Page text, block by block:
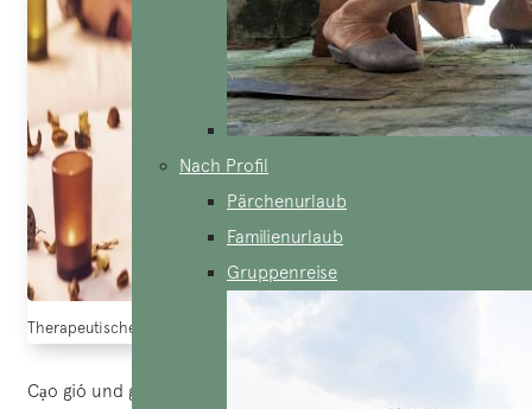
Nach Profil
Pärchenurlaub
Familienurlaub
Gruppenreise
Therapeutische Massage (Quelle: toshiko)
Cạo gió und giác hơi (therapeutisches Schröpfen)